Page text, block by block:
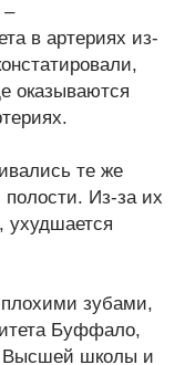
–
в артериях из-
оказываются
те же
полости. Из-за их
ухудшается
зубами,
Буффало,
Высшей школы и